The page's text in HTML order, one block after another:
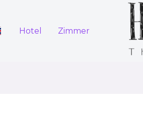
Hotel Zimmer